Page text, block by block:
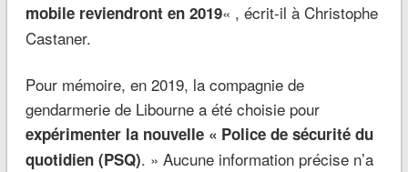
mobile reviendront en 2019« , écrit-il à Christophe
Castaner.
Pour mémoire, en 2019, la compagnie de
gendarmerie de Libourne a été choisie pour
expérimenter la nouvelle « Police de sécurité du
quotidien (PSQ). » Aucune information précise n’a